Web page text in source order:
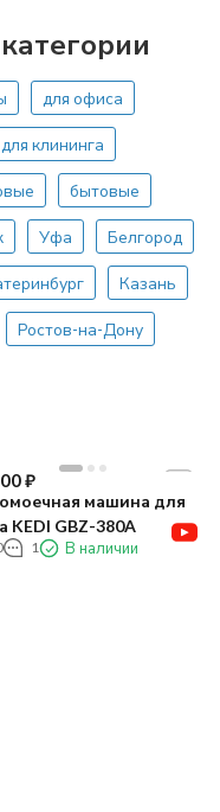
для офиса
для клининга
бытовые
Уфа Белгород
Казань
Ростов-на-Дону
₽
машина для
KEDI GBZ-380A
1 В наличии